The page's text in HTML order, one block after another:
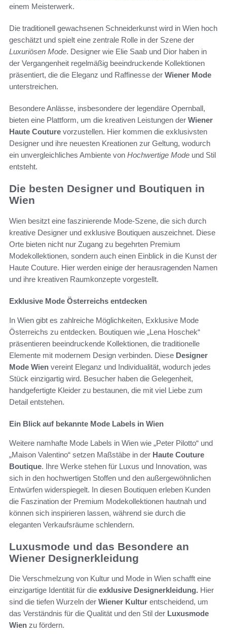
einem Meisterwerk.
Die traditionell gewachsenen Schneiderkunst wird in Wien hoch
geschätzt und spielt eine zentrale Rolle in der Szene der
Luxuriösen Mode. Designer wie Elie Saab und Dior haben in
der Vergangenheit regelmäßig beeindruckende Kollektionen
präsentiert, die die Eleganz und Raffinesse der Wiener Mode
unterstreichen.
Besondere Anlässe, insbesondere der legendäre Opernball,
bieten eine Plattform, um die kreativen Leistungen der Wiener
Haute Couture vorzustellen. Hier kommen die exklusivsten
Designer und ihre neuesten Kreationen zur Geltung, wodurch
ein unvergleichliches Ambiente von Hochwertige Mode und Stil
entsteht.
Die besten Designer und Boutiquen in
Wien
Wien besitzt eine faszinierende Mode-Szene, die sich durch
kreative Designer und exklusive Boutiquen auszeichnet. Diese
Orte bieten nicht nur Zugang zu begehrten Premium
Modekollektionen, sondern auch einen Einblick in die Kunst der
Haute Couture. Hier werden einige der herausragenden Namen
und ihre kreativen Raumkonzepte vorgestellt.
Exklusive Mode Österreichs entdecken
In Wien gibt es zahlreiche Möglichkeiten, Exklusive Mode
Österreichs zu entdecken. Boutiquen wie „Lena Hoschek“
präsentieren beeindruckende Kollektionen, die traditionelle
Elemente mit modernem Design verbinden. Diese Designer
Mode Wien vereint Eleganz und Individualität, wodurch jedes
Stück einzigartig wird. Besucher haben die Gelegenheit,
handgefertigte Kleider zu bestaunen, die mit viel Liebe zum
Detail entstehen.
Ein Blick auf bekannte Mode Labels in Wien
Weitere namhafte Mode Labels in Wien wie „Peter Pilotto“ und
„Maison Valentino“ setzen Maßstäbe in der Haute Couture
Boutique. Ihre Werke stehen für Luxus und Innovation, was
sich in den hochwertigen Stoffen und den außergewöhnlichen
Entwürfen widerspiegelt. In diesen Boutiquen erleben Kunden
die Faszination der Premium Modekollektionen hautnah und
können sich inspirieren lassen, während sie durch die
eleganten Verkaufsräume schlendern.
Luxusmode und das Besondere an
Wiener Designerkleidung
Die Verschmelzung von Kultur und Mode in Wien schafft eine
einzigartige Identität für die exklusive Designerkleidung. Hier
sind die tiefen Wurzeln der Wiener Kultur entscheidend, um
das Verständnis für die Qualität und den Stil der Luxusmode
Wien zu fördern.